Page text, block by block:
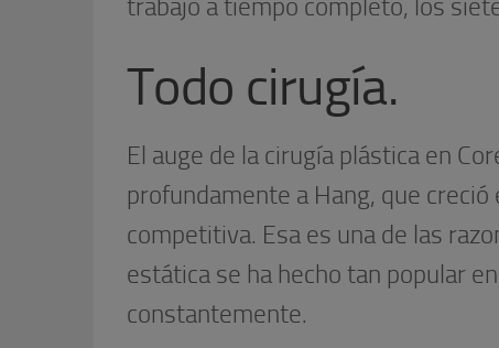
trabajo a tiempo completo, los
Todo cirugía.
El auge de la cirugía plástica en
profundamente a Hang, que creció
competitiva. Esa es una de las
estática se ha hecho tan popular
constantemente.